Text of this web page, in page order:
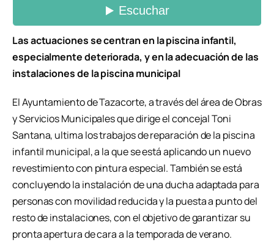
Las actuaciones se centran en la piscina infantil,
especialmente deteriorada, y en la adecuación de las
instalaciones de la piscina municipal
El Ayuntamiento de Tazacorte, a través del área de Obras
y Servicios Municipales que dirige el concejal Toni
Santana, ultima los trabajos de reparación de la piscina
infantil municipal, a la que se está aplicando un nuevo
revestimiento con pintura especial. También se está
concluyendo la instalación de una ducha adaptada para
personas con movilidad reducida y la puesta a punto del
resto de instalaciones, con el objetivo de garantizar su
pronta apertura de cara a la temporada de verano.